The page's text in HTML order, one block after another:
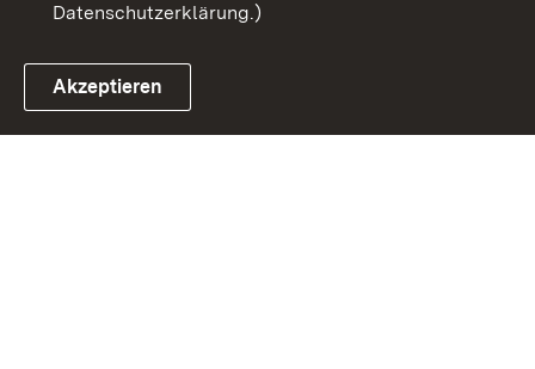
Datenschutzerklärung.)
Akzeptieren